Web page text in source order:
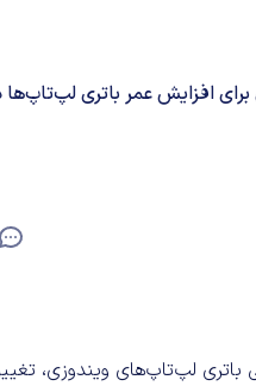
باتری لپ‌تاپ‌های ویندوزی،